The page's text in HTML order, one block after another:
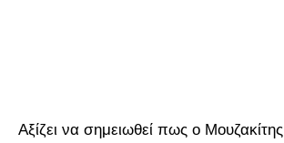
Αξίζει να σημειωθεί πως ο Μουζακίτης